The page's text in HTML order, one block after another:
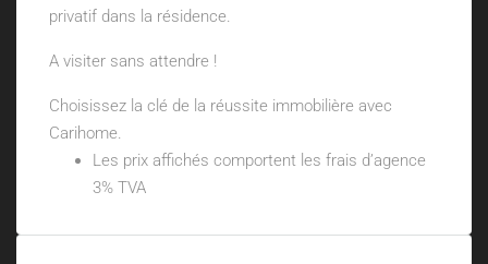
privatif dans la résidence.
A visiter sans attendre !
Choisissez la clé de la réussite immobilière avec
Carihome.
Les prix affichés comportent les frais d’agence
3% TVA